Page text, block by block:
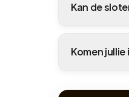
Kan de
Komen